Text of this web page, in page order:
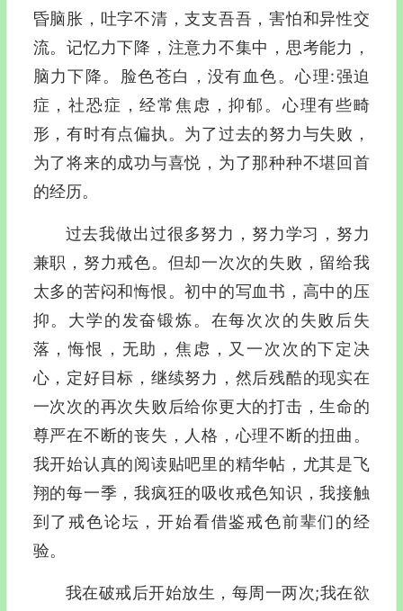
昏脑胀，吐字不清，支支吾吾，害怕和异性交
流。记忆力下降，注意力不集中，思考能力，
脑力下降。脸色苍白，没有血色。心理:强迫
症，社恐症，经常焦虑，抑郁。心理有些畸
形，有时有点偏执。为了过去的努力与失败，
为了将来的成功与喜悦，为了那种种不堪回首
的经历。
过去我做出过很多努力，努力学习，努力
兼职，努力戒色。但却一次次的失败，留给我
太多的苦闷和悔恨。初中的写血书，高中的压
抑。大学的发奋锻炼。在每次次的失败后失
落，悔恨，无助，焦虑，又一次次的下定决
心，定好目标，继续努力，然后残酷的现实在
一次次的再次失败后给你更大的打击，生命的
尊严在不断的丧失，人格，心理不断的扭曲。
我开始认真的阅读贴吧里的精华帖，尤其是飞
翔的每一季，我疯狂的吸收戒色知识，我接触
到了戒色论坛，开始看借鉴戒色前辈们的经
验。
我在破戒后开始放生，每周一两次;我在欲